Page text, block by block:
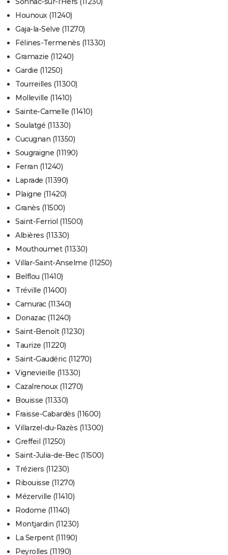
Hounoux (11240)
Gaja-la-Selve (11270)
Félines-Termenès (11330)
Gramazie (11240)
Gardie (11250)
Tourreilles (11300)
Molleville (11410)
Sainte-Camelle (11410)
Soulatgé (11330)
Cucugnan (11350)
Sougraigne (11190)
Ferran (11240)
Laprade (11390)
Plaigne (11420)
Granès (11500)
Saint-Ferriol (11500)
Albières (11330)
Mouthoumet (11330)
Villar-Saint-Anselme (11250)
Belflou (11410)
Tréville (11400)
Camurac (11340)
Donazac (11240)
Saint-Benoît (11230)
Taurize (11220)
Saint-Gaudéric (11270)
Vignevieille (11330)
Cazalrenoux (11270)
Bouisse (11330)
Fraisse-Cabardès (11600)
Villarzel-du-Razès (11300)
Greffeil (11250)
Saint-Julia-de-Bec (11500)
Tréziers (11230)
Ribouisse (11270)
Mézerville (11410)
Rodome (11140)
Montjardin (11230)
La Serpent (11190)
Peyrolles (11190)